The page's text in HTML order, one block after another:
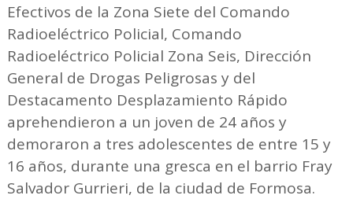
Efectivos de la Zona Siete del Comando
Radioeléctrico Policial, Comando
Radioeléctrico Policial Zona Seis, Dirección
General de Drogas Peligrosas y del
Destacamento Desplazamiento Rápido
aprehendieron a un joven de 24 años y
demoraron a tres adolescentes de entre 15 y
16 años, durante una gresca en el barrio Fray
Salvador Gurrieri, de la ciudad de Formosa.